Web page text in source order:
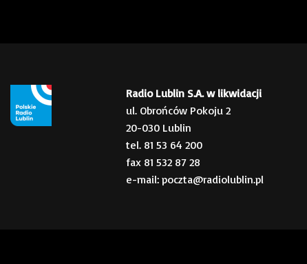
Radio Lublin S.A. w likwidacji
ul. Obrońców Pokoju 2
20-030 Lublin
tel. 81 53 64 200
fax 81 532 87 28
e-mail: poczta@radiolublin.pl